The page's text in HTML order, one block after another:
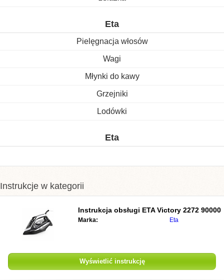
Eta
Pielęgnacja włosów
Wagi
Młynki do kawy
Grzejniki
Lodówki
Eta
Instrukcje w kategorii
Instrukcja obsługi ETA Victory 2272 90000
Marka: Eta
Wyświetlić instrukcję